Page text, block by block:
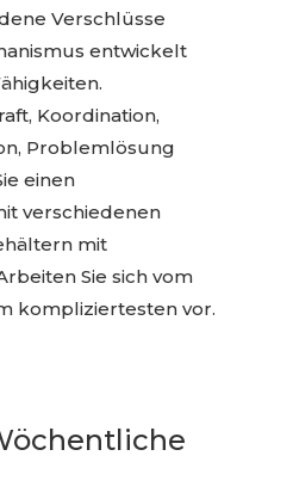
Verschlüsse
entwickelt
Koordination,
Problemlösung
einen
verschiedenen
mit
Sie sich vom
kompliziertesten vor.